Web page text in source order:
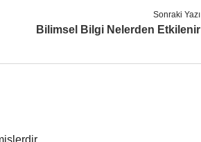
Sonraki Yazı
Bilimsel Bilgi Nelerden Etkilenir